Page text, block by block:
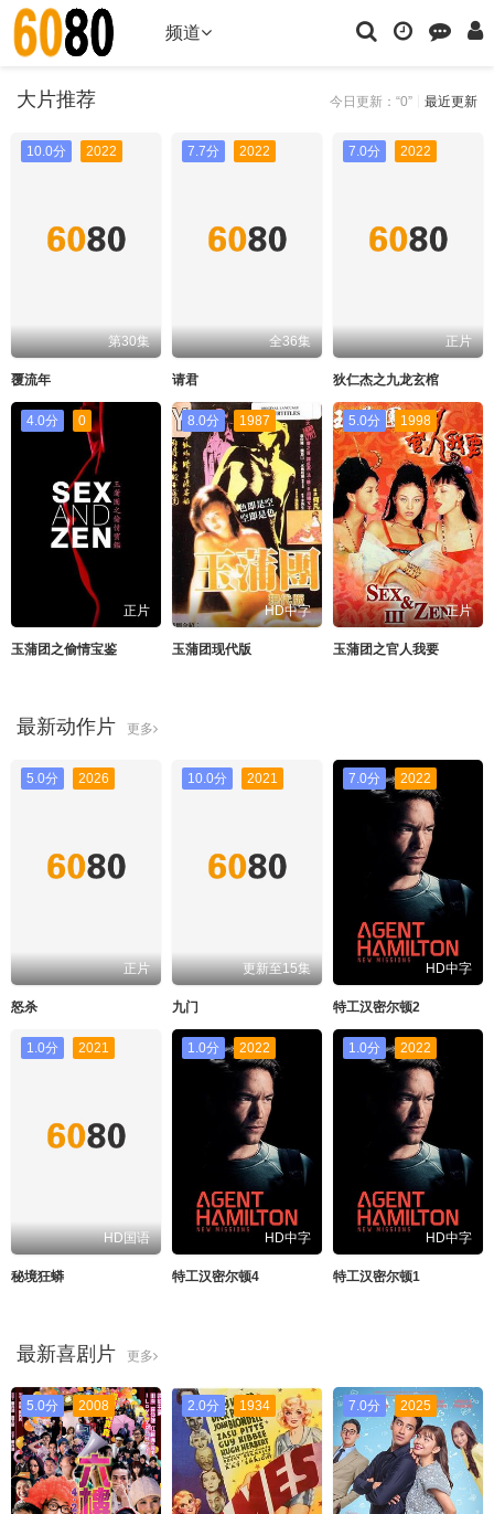
频道
今日更新：“0” 最近更新
大片推荐
10.0分 2022
第30集
覆流年
7.7分 2022
全36集
请君
7.0分 2022
正片
狄仁杰之九龙玄棺
4.0分 0
正片
玉蒲团之偷情宝鉴
8.0分 1987
HD中字
玉蒲团现代版
5.0分 1998
正片
玉蒲团之官人我要
最新动作片 更多
5.0分 2026
正片
怒杀
10.0分 2021
更新至15集
九门
7.0分 2022
HD中字
特工汉密尔顿2
1.0分 2021
HD国语
秘境狂蟒
1.0分 2022
HD中字
特工汉密尔顿4
1.0分 2022
HD中字
特工汉密尔顿1
最新喜剧片 更多
5.0分 2008 2.0分 1934 7.0分 2025